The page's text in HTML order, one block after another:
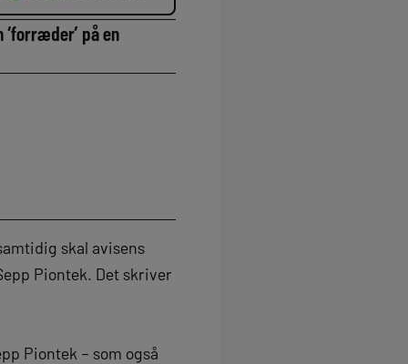
på en
skal avisens
Piontek. Det skriver
Piontek – som også